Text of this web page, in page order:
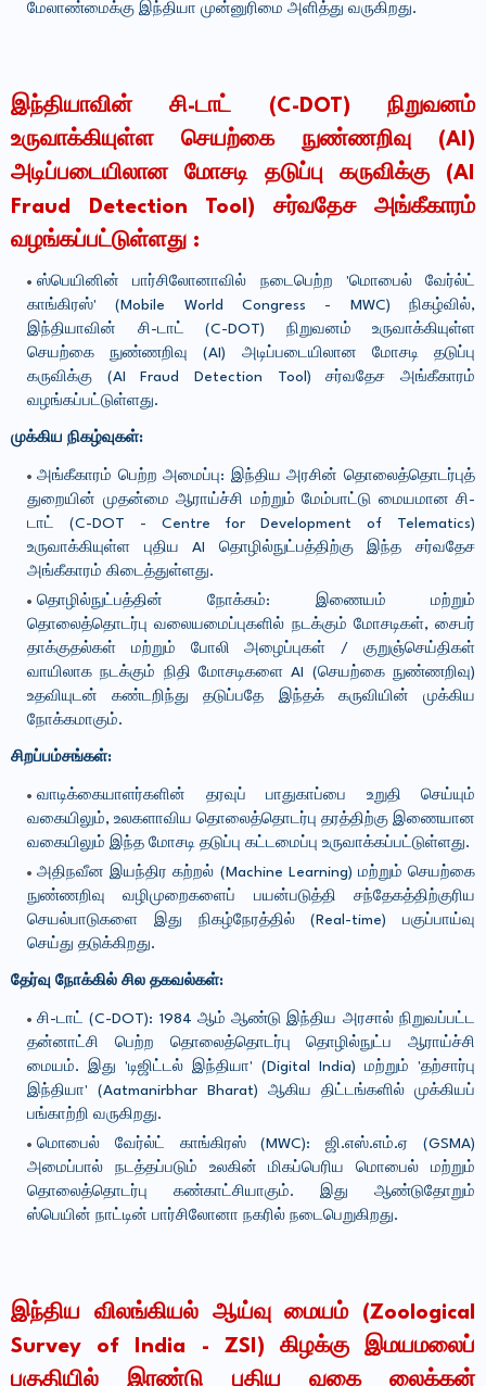
மேலாண்மைக்கு இந்தியா முன்னுரிமை அளித்து வருகிறது.
இந்தியாவின் சி-டாட் (C-DOT) நிறுவனம்
உருவாக்கியுள்ள செயற்கை நுண்ணறிவு (AI)
அடிப்படையிலான மோசடி தடுப்பு கருவிக்கு (AI
Fraud Detection Tool) சர்வதேச அங்கீகாரம்
வழங்கப்பட்டுள்ளது :
ஸ்பெயினின் பார்சிலோனாவில் நடைபெற்ற 'மொபைல் வேர்ல்ட்
காங்கிரஸ்' (Mobile World Congress - MWC) நிகழ்வில்,
இந்தியாவின் சி-டாட் (C-DOT) நிறுவனம் உருவாக்கியுள்ள
செயற்கை நுண்ணறிவு (AI) அடிப்படையிலான மோசடி தடுப்பு
கருவிக்கு (AI Fraud Detection Tool) சர்வதேச அங்கீகாரம்
வழங்கப்பட்டுள்ளது.
முக்கிய நிகழ்வுகள்:
அங்கீகாரம் பெற்ற அமைப்பு: இந்திய அரசின் தொலைத்தொடர்புத்
துறையின் முதன்மை ஆராய்ச்சி மற்றும் மேம்பாட்டு மையமான சி-
டாட் (C-DOT - Centre for Development of Telematics)
உருவாக்கியுள்ள புதிய AI தொழில்நுட்பத்திற்கு இந்த சர்வதேச
அங்கீகாரம் கிடைத்துள்ளது.
தொழில்நுட்பத்தின் நோக்கம்: இணையம் மற்றும்
தொலைத்தொடர்பு வலையமைப்புகளில் நடக்கும் மோசடிகள், சைபர்
தாக்குதல்கள் மற்றும் போலி அழைப்புகள் / குறுஞ்செய்திகள்
வாயிலாக நடக்கும் நிதி மோசடிகளை AI (செயற்கை நுண்ணறிவு)
உதவியுடன் கண்டறிந்து தடுப்பதே இந்தக் கருவியின் முக்கிய
நோக்கமாகும்.
சிறப்பம்சங்கள்:
வாடிக்கையாளர்களின் தரவுப் பாதுகாப்பை உறுதி செய்யும்
வகையிலும், உலகளாவிய தொலைத்தொடர்பு தரத்திற்கு இணையான
வகையிலும் இந்த மோசடி தடுப்பு கட்டமைப்பு உருவாக்கப்பட்டுள்ளது.
அதிநவீன இயந்திர கற்றல் (Machine Learning) மற்றும் செயற்கை
நுண்ணறிவு வழிமுறைகளைப் பயன்படுத்தி சந்தேகத்திற்குரிய
செயல்பாடுகளை இது நிகழ்நேரத்தில் (Real-time) பகுப்பாய்வு
செய்து தடுக்கிறது.
தேர்வு நோக்கில் சில தகவல்கள்:
சி-டாட் (C-DOT): 1984 ஆம் ஆண்டு இந்திய அரசால் நிறுவப்பட்ட
தன்னாட்சி பெற்ற தொலைத்தொடர்பு தொழில்நுட்ப ஆராய்ச்சி
மையம். இது 'டிஜிட்டல் இந்தியா' (Digital India) மற்றும் 'தற்சார்பு
இந்தியா' (Aatmanirbhar Bharat) ஆகிய திட்டங்களில் முக்கியப்
பங்காற்றி வருகிறது.
மொபைல் வேர்ல்ட் காங்கிரஸ் (MWC): ஜி.எஸ்.எம்.ஏ (GSMA)
அமைப்பால் நடத்தப்படும் உலகின் மிகப்பெரிய மொபைல் மற்றும்
தொலைத்தொடர்பு கண்காட்சியாகும். இது ஆண்டுதோறும்
ஸ்பெயின் நாட்டின் பார்சிலோனா நகரில் நடைபெறுகிறது.
இந்திய விலங்கியல் ஆய்வு மையம் (Zoological
Survey of India - ZSI) கிழக்கு இமயமலைப்
பகுதியில் இரண்டு புதிய வகை லைக்கன்